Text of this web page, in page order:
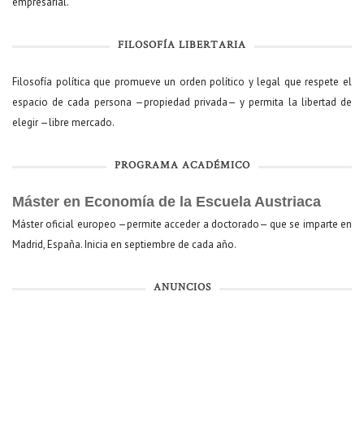
FILOSOFÍA LIBERTARIA
Filosofía política que promueve un orden político y legal que respete el
espacio de cada persona —propiedad privada— y permita la libertad de
elegir —libre mercado.
PROGRAMA ACADÉMICO
Máster en Economía de la Escuela Austriaca
Máster oficial europeo —permite acceder a doctorado— que se imparte en
Madrid, España. Inicia en septiembre de cada año.
ANUNCIOS